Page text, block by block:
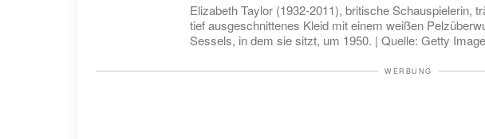
Elizabeth Taylor (1932-2011), britische Schauspielerin,
tief ausgeschnittenes Kleid mit einem weißen
Sessels, in dem sie sitzt, um 1950. | Quelle: Getty
WERBUNG